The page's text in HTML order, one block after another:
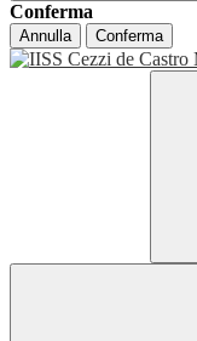
Conferma
Annulla Conferma